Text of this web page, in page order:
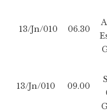
13/Jn/010 06.30
13/Jn/010 09.00